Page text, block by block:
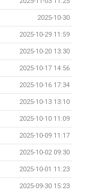
2025-10-30
2025-10-29 11:59
2025-10-20 13:30
2025-10-17 14:56
2025-10-16 17:34
2025-10-13 13:10
2025-10-10 11:09
2025-10-09 11:17
2025-10-02 09:30
2025-10-01 11:23
2025-09-30 15:23